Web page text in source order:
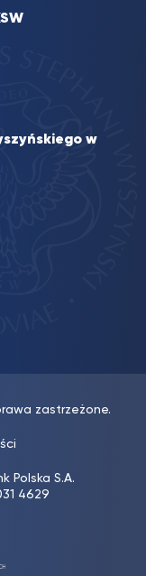
w
zastrzeżone.
Polska S.A.
4629